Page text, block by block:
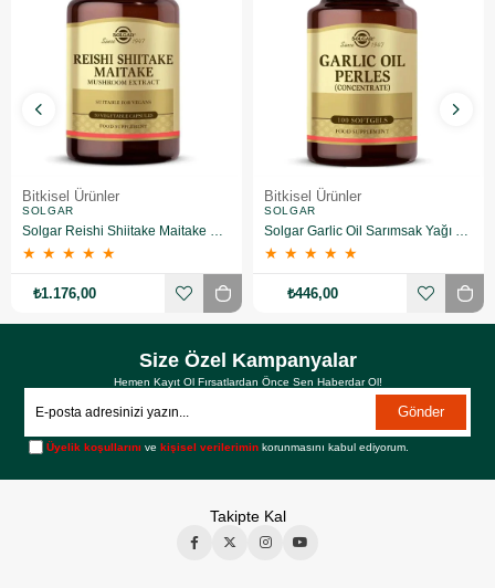
Bitkisel Ürünler
SOLGAR
★ ★ ★ ★ ★
₺1.176,00
Bitkisel Ürünler
SOLGAR
★ ★ ★ ★ ★
₺446,00
Size Özel Kampanyalar
Hemen Kayıt Ol Fırsatlardan Önce Sen Haberdar Ol!
Gönder
Üyelik koşullarını vekişisel verilerimin korunmasını kabul ediyorum.
Takipte Kal